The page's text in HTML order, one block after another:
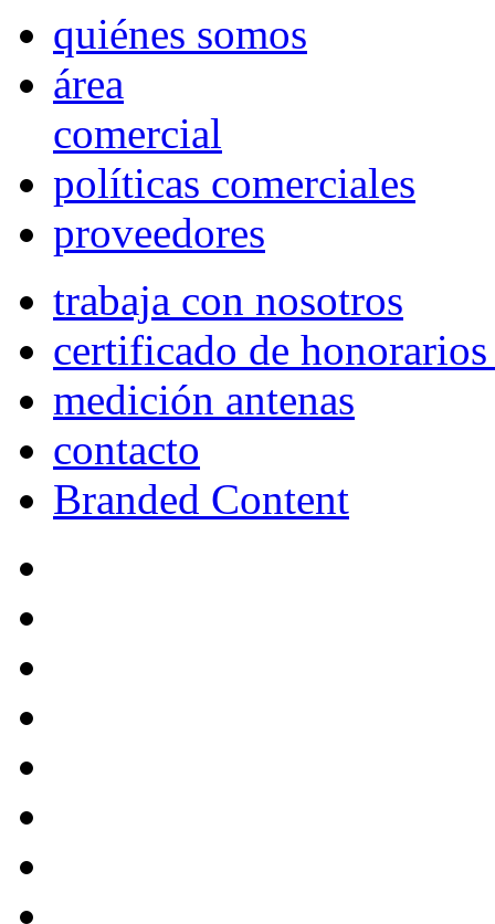
quiénes somos
área
comercial
políticas comerciales
proveedores
trabaja con nosotros
certificado de
medición antenas
contacto
Branded Content